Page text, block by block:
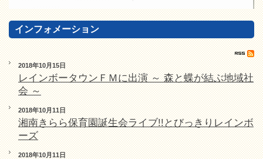
インフォメーション
2018年10月15日
レインボータウンＦＭに出演 ～ 森と蝶が結ぶ地域社
会 ～
2018年10月11日
湘南きらら保育園誕生会ライブ!!とびっきりレインボ
ーズ
2018年10月11日